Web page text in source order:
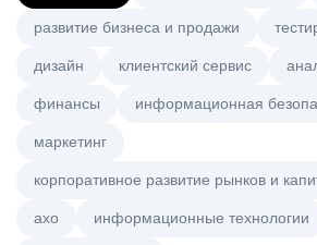
развитие бизнеса и продажи
дизайн клиентский сервис
финансы информационная
маркетинг
корпоративное развитие рынков и
axo информационные технологии